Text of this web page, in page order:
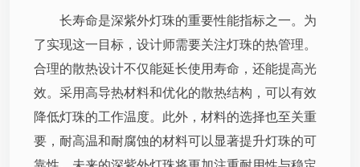
长寿命是深紫外灯珠的重要性能指标之一。为
了实现这一目标，设计师需要关注灯珠的热管理。
合理的散热设计不仅能延长使用寿命，还能提高光
效。采用高导热材料和优化的散热结构，可以有效
降低灯珠的工作温度。此外，材料的选择也至关重
要，耐高温和耐腐蚀的材料可以显著提升灯珠的可